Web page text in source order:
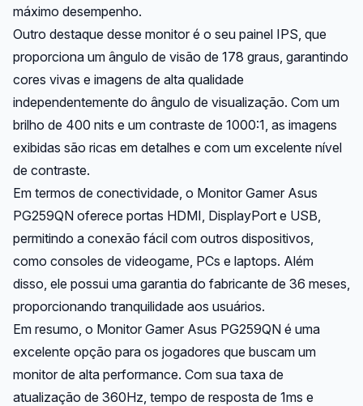
máximo desempenho.
Outro destaque desse monitor é o seu painel IPS, que
proporciona um ângulo de visão de 178 graus, garantindo
cores vivas e imagens de alta qualidade
independentemente do ângulo de visualização. Com um
brilho de 400 nits e um contraste de 1000:1, as imagens
exibidas são ricas em detalhes e com um excelente nível
de contraste.
Em termos de conectividade, o Monitor Gamer Asus
PG259QN oferece portas HDMI, DisplayPort e USB,
permitindo a conexão fácil com outros dispositivos,
como consoles de videogame, PCs e laptops. Além
disso, ele possui uma garantia do fabricante de 36 meses,
proporcionando tranquilidade aos usuários.
Em resumo, o Monitor Gamer Asus PG259QN é uma
excelente opção para os jogadores que buscam um
monitor de alta performance. Com sua taxa de
atualização de 360Hz, tempo de resposta de 1ms e